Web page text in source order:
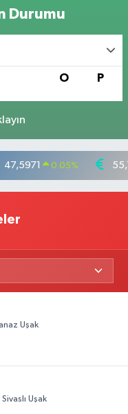
Durumu
O P
47,5971 0.05%
Uşak
Uşak